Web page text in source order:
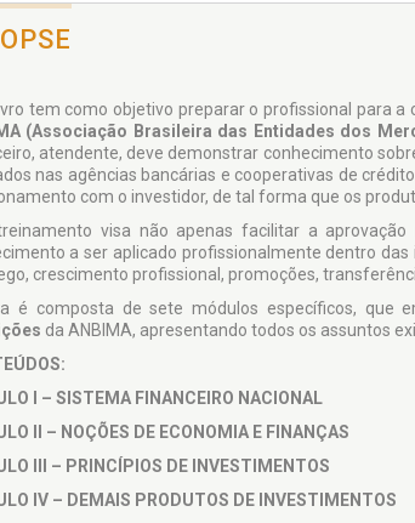
tem como objetivo preparar o profissional para a
(Associação Brasileira das Entidades dos
atendente, deve demonstrar conhecimento
nas agências bancárias e cooperativas de
com o investidor, de tal forma que os
visa não apenas facilitar a
a ser aplicado profis­sionalmente dentro
crescimento profissional, promoções,
é composta de sete módulos específicos, que
da ANBIMA, apresentando todos os assuntos
I – SISTEMA FINANCEIRO NACIONAL
II – NOÇÕES DE ECONOMIA E FINANÇAS
III – PRINCÍPIOS DE INVESTIMENTOS
IV – DEMAIS PRODUTOS DE INVESTIMENTOS